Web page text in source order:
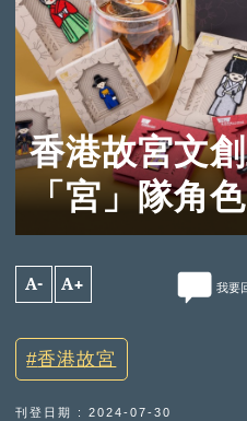
香港故宮文
「宮」隊角
A- A+ 我要
香港故宮
刊登日期 : 2024-07-30